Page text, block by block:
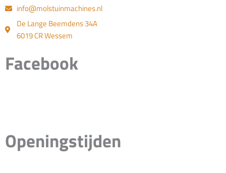
info@molstuinmachines.nl
De Lange Beemdens 34A
6019 CR Wessem
Facebook
Openingstijden